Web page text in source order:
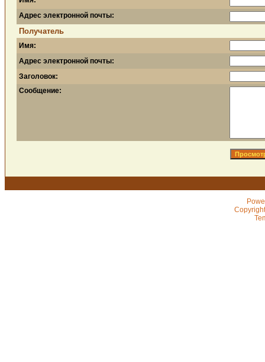
Адрес электронной почты:
Получатель
Имя:
Адрес электронной почты:
Заголовок:
Сообщение: